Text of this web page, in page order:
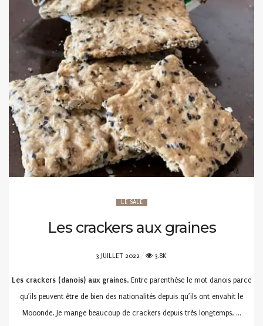
LE SALÉ
Les crackers aux graines
POSTED
3 JUILLET 2022 3.8K
Les crackers (danois) aux graines. Entre parenthèse le mot danois parce
qu’ils peuvent être de bien des nationalités depuis qu’ils ont envahit le
Mooonde. Je mange beaucoup de crackers depuis très longtemps. …